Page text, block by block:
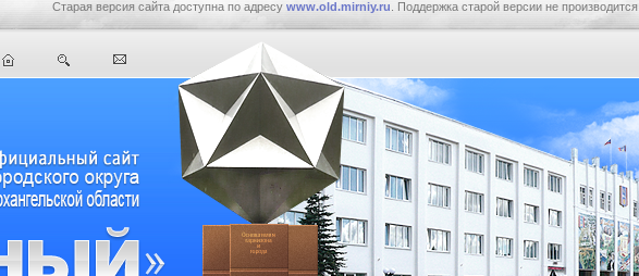
Старая версия сайта доступна по адресу www.old.mirniy.ru . Поддержка старой версии не производится.